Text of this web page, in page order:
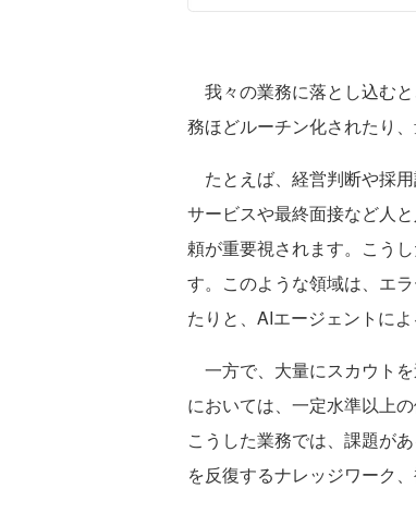
我々の業務に落とし込む
務ほどルーチン化されたり
たとえば、経営判断や採
サービスや最終面接など人
頼が重要視されます。こう
す。このような領域は、エ
たりと、AIエージェントに
一方で、大量にスカウト
においては、一定水準以上
こうした業務では、課題が
を反復するナレッジワーク